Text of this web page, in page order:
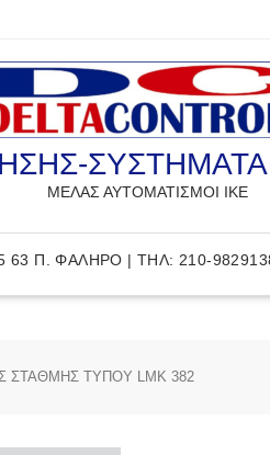
ΜΕΛΑΣ ΑΥΤΟΜΑΤΙΣΜΟΙ ΙΚΕ
63 Π. ΦΑΛΗΡΟ | ΤΗΛ: 210-
ΣΤΑΘΜΗΣ ΤΥΠΟΥ LMΚ 382